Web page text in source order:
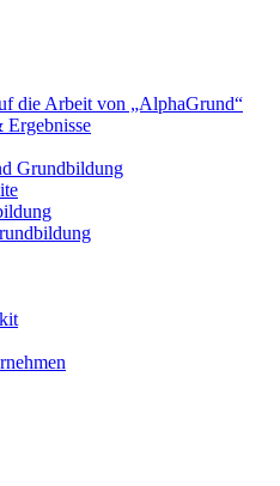
die Arbeit von „AlphaGrund“
Grundbildung